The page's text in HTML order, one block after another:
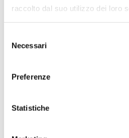
raccolto dal suo utilizzo dei loro
delNecessari
Preferenze
Statistiche
In occasione della Festa
biblioteca rimarrà chiusa